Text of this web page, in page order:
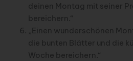
deinen Montag mit seiner
bereichern.“
„Einen wunderschönen
die bunten Blätter und die
Woche bereichern.“